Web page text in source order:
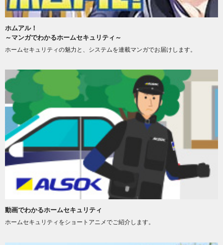
ホムアル！
～マンガでわかるホームセキュリティ～
ホームセキュリティの魅力と、システムを連載マンガでお届けします。
動画でわかるホームセキュリティ
ホームセキュリティをショートアニメでご紹介します。